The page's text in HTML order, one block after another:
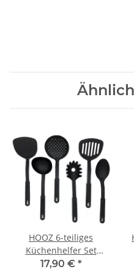
HOOZ 6-teiliges
Küchenhelfer Set
hitzebeständig &
17,90 € *